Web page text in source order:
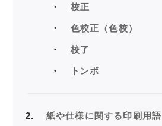
校正
色校正（色校）
校了
トンボ
2 紙や仕様に関する印刷用語